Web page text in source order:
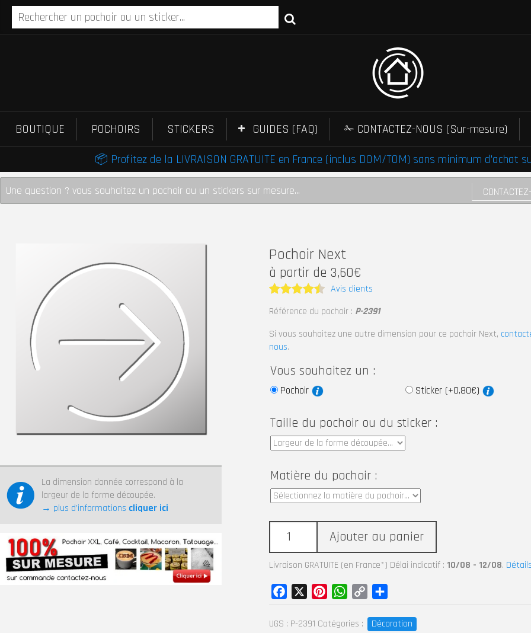
BOUTIQUE POCHOIRS STICKERS GUIDES (FAQ)
✁ CONTACTEZ-NOUS (Sur-mesure)
📦 Profitez de la LIVRAISON GRATUITE en France (inclus DOM/TOM) sans minimum d'achat
Une question ? vous souhaitez un pochoir ou un stickers sur mesure...
La dimension donnée correspond à la
largeur de la forme découpée.
→ plus d’informations cliquer ici
Pochoir Next
à partir de 3,60€
Note 4.5
Avis clients
Référence du pochoir : P-2391
Si vous souhaitez une autre dimension pour ce pochoir Next,
nous.
Vous souhaitez un :
Pochoir Sticker (+0,80€)
Taille du pochoir ou du sticker :
Matière du pochoir :
Ajouter au panier
Livraison GRATUITE (en France*) Délai indicatif : 10/08 - 12/08.
UGS : P-2391 Catégories :
Décoration
Facebook PinterestWhatsApp
Copy
Link